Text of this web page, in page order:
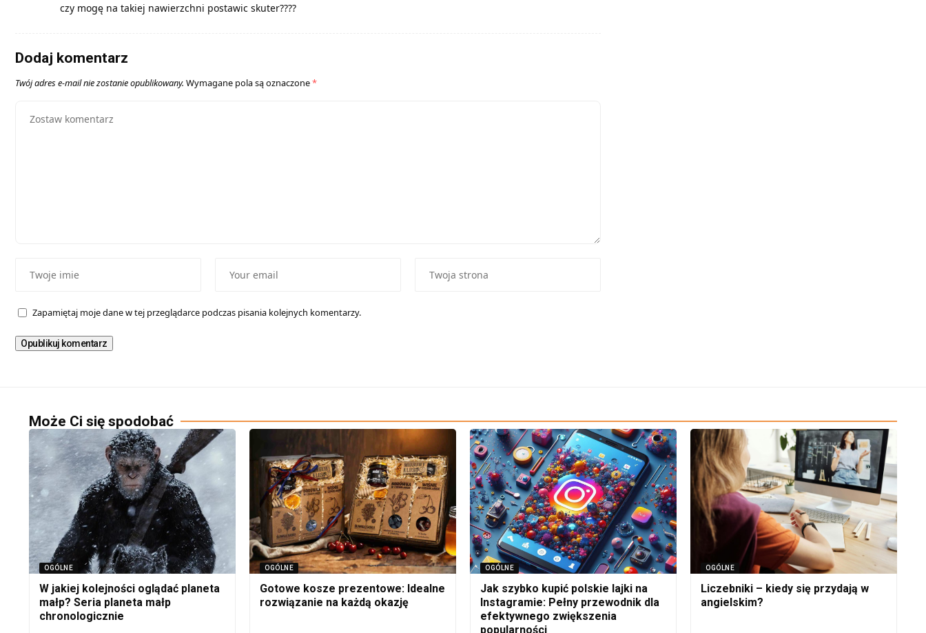
czy mogę na takiej nawierzchni postawic skuter????
Dodaj komentarz
Twój adres e-mail nie zostanie opublikowany. Wymagane pola są oznaczone*
Zapamiętaj moje dane w tej przeglądarce podczas pisania kolejnych komentarzy.
Może Ci się spodobać
OGÓLNE
W jakiej kolejności oglądać planeta
małp? Seria planeta małp
chronologicznie
OGÓLNE
Gotowe kosze prezentowe: Idealne
rozwiązanie na każdą okazję
OGÓLNE
Jak szybko kupić polskie lajki na
Instagramie: Pełny przewodnik dla
efektywnego zwiększenia
popularności
OGÓLNE
Liczebniki – kiedy się przydają w
angielskim?